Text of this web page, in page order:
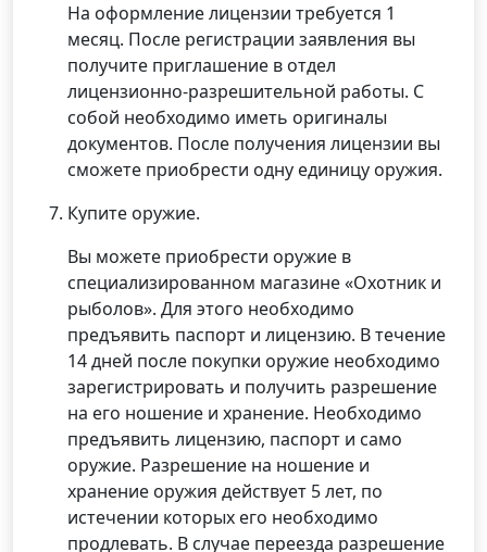
На оформление лицензии требуется 1
месяц. После регистрации заявления вы
получите приглашение в отдел
лицензионно-разрешительной работы. С
собой необходимо иметь оригиналы
документов. После получения лицензии вы
сможете приобрести одну единицу оружия.
Купите оружие.
Вы можете приобрести оружие в
специализированном магазине «Охотник и
рыболов». Для этого необходимо
предъявить паспорт и лицензию. В течение
14 дней после покупки оружие необходимо
зарегистрировать и получить разрешение
на его ношение и хранение. Необходимо
предъявить лицензию, паспорт и само
оружие. Разрешение на ношение и
хранение оружия действует 5 лет, по
истечении которых его необходимо
продлевать. В случае переезда разрешение